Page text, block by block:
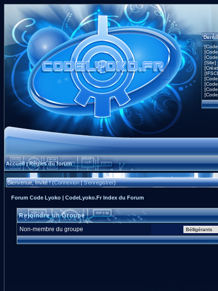
[Site]
Accueil|Règles du forum
Bienvenue, Invité ! (Connexion|S'enregistrer)
Forum Code Lyoko | CodeLyoko.Fr Index du Forum
Rejoindre un Groupe
Non-membre du groupe